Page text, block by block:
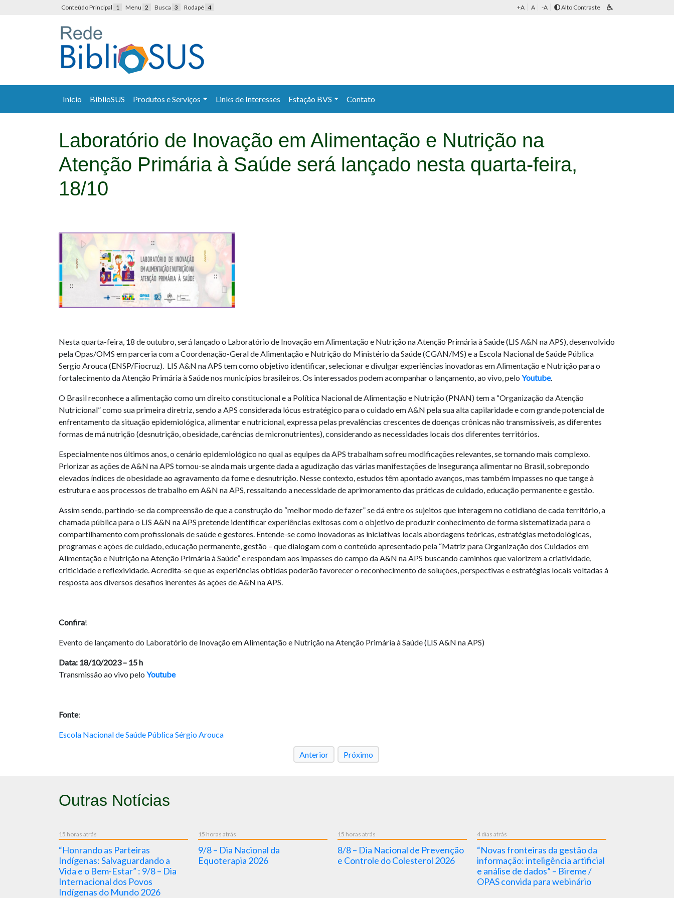
Conteúdo Principal 1 Menu 2 Busca 3 Rodapé 4 +A A -A Alto Contraste
Início BiblioSUS Produtos e Serviços Links de Interesses Estação BVS Contato
Laboratório de Inovação em Alimentação e Nutrição na
Atenção Primária à Saúde será lançado nesta quarta-feira,
18/10
Nesta quarta-feira, 18 de outubro, será lançado o Laboratório de Inovação em Alimentação e Nutrição na Atenção Primária à Saúde (LIS A&N na APS), desenvolvido
pela Opas/OMS em parceria com a Coordenação-Geral de Alimentação e Nutrição do Ministério da Saúde (CGAN/MS) e a Escola Nacional de Saúde Pública
Sergio Arouca (ENSP/Fiocruz). LIS A&N na APS tem como objetivo identificar, selecionar e divulgar experiências inovadoras em Alimentação e Nutrição para o
fortalecimento da Atenção Primária à Saúde nos municípios brasileiros. Os interessados podem acompanhar o lançamento, ao vivo, pelo Youtube.
O Brasil reconhece a alimentação como um direito constitucional e a Política Nacional de Alimentação e Nutrição (PNAN) tem a “Organização da Atenção
Nutricional” como sua primeira diretriz, sendo a APS considerada lócus estratégico para o cuidado em A&N pela sua alta capilaridade e com grande potencial de
enfrentamento da situação epidemiológica, alimentar e nutricional, expressa pelas prevalências crescentes de doenças crônicas não transmissíveis, as diferentes
formas de má nutrição (desnutrição, obesidade, carências de micronutrientes), considerando as necessidades locais dos diferentes territórios.
Especialmente nos últimos anos, o cenário epidemiológico no qual as equipes da APS trabalham sofreu modificações relevantes, se tornando mais complexo.
Priorizar as ações de A&N na APS tornou-se ainda mais urgente dada a agudização das várias manifestações de insegurança alimentar no Brasil, sobrepondo
elevados índices de obesidade ao agravamento da fome e desnutrição. Nesse contexto, estudos têm apontado avanços, mas também impasses no que tange à
estrutura e aos processos de trabalho em A&N na APS, ressaltando a necessidade de aprimoramento das práticas de cuidado, educação permanente e gestão.
Assim sendo, partindo-se da compreensão de que a construção do “melhor modo de fazer” se dá entre os sujeitos que interagem no cotidiano de cada território, a
chamada pública para o LIS A&N na APS pretende identificar experiências exitosas com o objetivo de produzir conhecimento de forma sistematizada para o
compartilhamento com profissionais de saúde e gestores. Entende-se como inovadoras as iniciativas locais abordagens teóricas, estratégias metodológicas,
programas e ações de cuidado, educação permanente, gestão – que dialogam com o conteúdo apresentado pela “Matriz para Organização dos Cuidados em
Alimentação e Nutrição na Atenção Primária à Saúde” e respondam aos impasses do campo da A&N na APS buscando caminhos que valorizem a criatividade,
criticidade e reflexividade. Acredita-se que as experiências obtidas poderão favorecer o reconhecimento de soluções, perspectivas e estratégias locais voltadas à
resposta aos diversos desafios inerentes às ações de A&N na APS.
Confira!
Evento de lançamento do Laboratório de Inovação em Alimentação e Nutrição na Atenção Primária à Saúde (LIS A&N na APS)
Data: 18/10/2023 – 15 h
Transmissão ao vivo pelo Youtube
Fonte:
Escola Nacional de Saúde Pública Sérgio Arouca
Anterior Próximo
Outras Notícias
15 horas atrás
“Honrando as Parteiras
Indígenas: Salvaguardando a
Vida e o Bem-Estar” : 9/8 – Dia
Internacional dos Povos
Indígenas do Mundo 2026
15 horas atrás
9/8 – Dia Nacional da
Equoterapia 2026
15 horas atrás
8/8 – Dia Nacional de Prevenção
e Controle do Colesterol 2026
4 dias atrás
“Novas fronteiras da gestão da
informação: inteligência artificial
e análise de dados” – Bireme /
OPAS convida para webinário